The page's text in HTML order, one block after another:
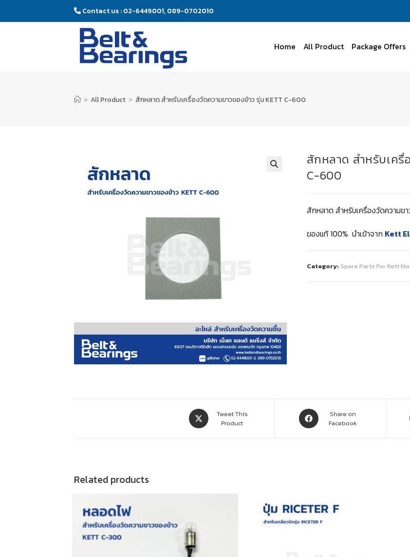
Contact us : 02-6449001, 089-0702010
Home All Product Package Offers
> All Product > สักหลาด สำหรับเครื่องวัดความขาวของข้าว รุ่น KETT C-600
สักหลาด สำหรับเครื่
C-600
สักหลาด สำหรับเครื่องวัดความข
ของแท้ 100% นำเข้าจาก Kett
Category: Spare Parts For Kett
Tweet This
Product
Share on
Facebook
Related products